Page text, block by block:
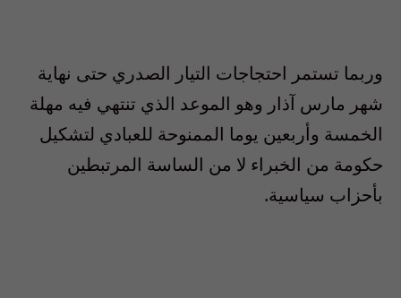
وربما تستمر احتجاجات التيار الصدري حتى نهاية
شهر مارس آذار وهو الموعد الذي تنتهي فيه مهلة
الخمسة وأربعين يوما الممنوحة للعبادي لتشكيل
حكومة من الخبراء لا من الساسة المرتبطين
بأحزاب سياسية.